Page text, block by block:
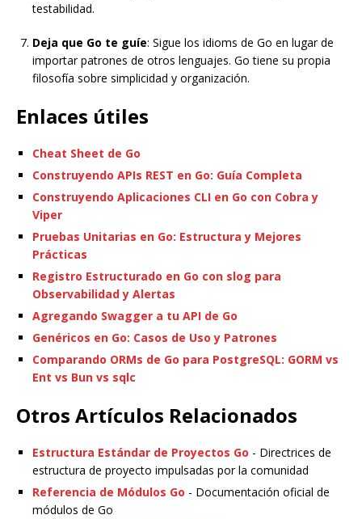
testabilidad.
Deja que Go te guíe: Sigue los idioms de Go en lugar de
importar patrones de otros lenguajes. Go tiene su propia
filosofía sobre simplicidad y organización.
Enlaces útiles
Cheat Sheet de Go
Construyendo APIs REST en Go: Guía Completa
Construyendo Aplicaciones CLI en Go con Cobra y
Viper
Pruebas Unitarias en Go: Estructura y Mejores
Prácticas
Registro Estructurado en Go con slog para
Observabilidad y Alertas
Agregando Swagger a tu API de Go
Genéricos en Go: Casos de Uso y Patrones
Comparando ORMs de Go para PostgreSQL: GORM vs
Ent vs Bun vs sqlc
Otros Artículos Relacionados
Estructura Estándar de Proyectos Go - Directrices de
estructura de proyecto impulsadas por la comunidad
Referencia de Módulos Go - Documentación oficial de
módulos de Go